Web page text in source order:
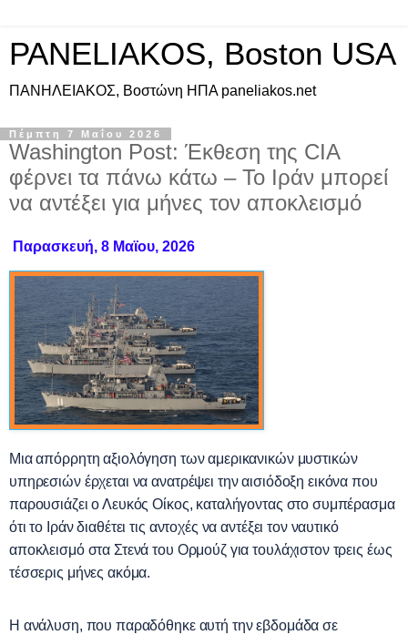
PANELIAKOS, Boston USA
ΠAΝΗΛΕΙΑΚΟΣ, Βοστώνη ΗΠΑ paneliakos.net
Πέμπτη 7 Μαΐου 2026
Washington Post: Έκθεση της CIA
φέρνει τα πάνω κάτω – Το Ιράν μπορεί
να αντέξει για μήνες τον αποκλεισμό
Παρασκευή, 8 Μαϊου, 2026
Μια απόρρητη αξιολόγηση των αμερικανικών μυστικών
υπηρεσιών έρχεται να ανατρέψει την αισιόδοξη εικόνα που
παρουσιάζει ο Λευκός Οίκος, καταλήγοντας στο συμπέρασμα
ότι το Ιράν διαθέτει τις αντοχές να αντέξει τον ναυτικό
αποκλεισμό στα Στενά του Ορμούζ για τουλάχιστον τρεις έως
τέσσερις μήνες ακόμα.
Η ανάλυση, που παραδόθηκε αυτή την εβδομάδα σε